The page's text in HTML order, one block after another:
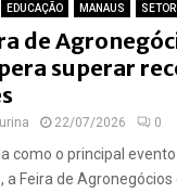
EDUCAÇÃO MANAUS
de
superar
22/07/2026 0
como o principal
a Feira de Agronegócios